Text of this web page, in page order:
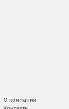
О компании